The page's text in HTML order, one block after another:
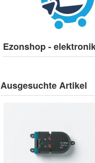
Ezonshop -
Ausgesuchte Artikel